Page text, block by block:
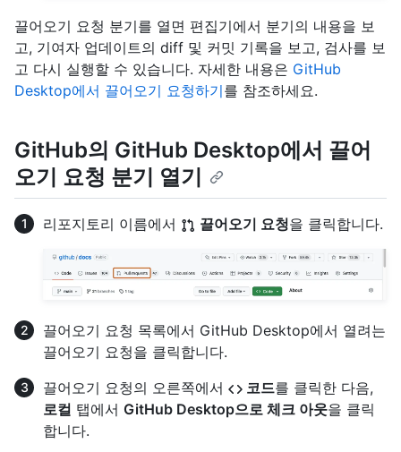
끌어오기 요청 분기를 열면 편집기에서 분기의 내용을 보
고, 기여자 업데이트의 diff 및 커밋 기록을 보고, 검사를 보
고 다시 실행할 수 있습니다. 자세한 내용은 GitHub
Desktop에서 끌어오기 요청하기를 참조하세요.
GitHub의 GitHub Desktop에서 끌어
오기 요청 분기 열기
리포지토리 이름에서 끌어오기 요청을 클릭합니다.
끌어오기 요청 목록에서 GitHub Desktop에서 열려는
끌어오기 요청을 클릭합니다.
끌어오기 요청의 오른쪽에서
코드를 클릭한 다음,
로컬 탭에서 GitHub Desktop으로 체크 아웃을 클릭
합니다.